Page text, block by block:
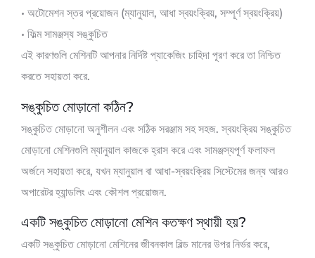
• অটোমেশন স্তর প্রয়োজন (ম্যানুয়াল, আধা স্বয়ংক্রিয়, সম্পূর্ণ স্বয়ংক্রিয়)
• ফিল্ম সামঞ্জস্য সঙ্কুচিত
এই কারণগুলি মেশিনটি আপনার নির্দিষ্ট প্যাকেজিং চাহিদা পূরণ করে তা নিশ্চিত
করতে সহায়তা করে.
সঙ্কুচিত মোড়ানো কঠিন?
সঙ্কুচিত মোড়ানো অনুশীলন এবং সঠিক সরঞ্জাম সহ সহজ. স্বয়ংক্রিয় সঙ্কুচিত
মোড়ানো মেশিনগুলি ম্যানুয়াল কাজকে হ্রাস করে এবং সামঞ্জস্যপূর্ণ ফলাফল
অর্জনে সহায়তা করে, যখন ম্যানুয়াল বা আধা-স্বয়ংক্রিয় সিস্টেমের জন্য আরও
অপারেটর হ্যান্ডলিং এবং কৌশল প্রয়োজন.
একটি সঙ্কুচিত মোড়ানো মেশিন কতক্ষণ স্থায়ী হয়?
একটি সঙ্কুচিত মোড়ানো মেশিনের জীবনকাল বিল্ড মানের উপর নির্ভর করে,